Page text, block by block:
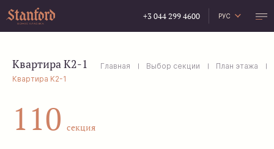
+3 044 299 4600
РУС
Квартира K2-1 Главная Выбор секции
План этажа
Квартира K2-1
110 секция